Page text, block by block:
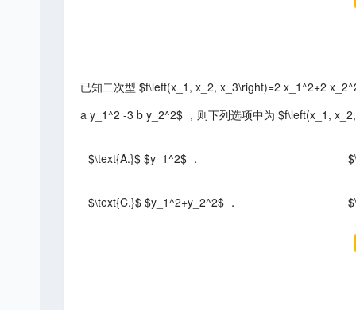
已知二次型 $f\left(x_1, x_2, x_3\right)=2 x_1^2+2
a y_1^2 -3 b y_2^2$ ，则下列选项中为 $f\left(x_1,
$\text{A.}$ $y_1^2$ ．
$\text{C.}$ $y_1^2+y_2^2$ ．